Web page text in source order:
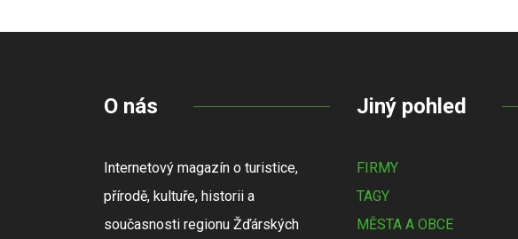
O nás
Internetový magazín o turistice,
přírodě, kultuře, historii a
současnosti regionu Žďárských
Jiný pohled
FIRMY
TAGY
MĚSTA A OBCE